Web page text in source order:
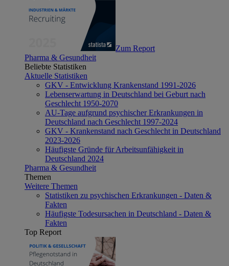
Zum Report
Pharma & Gesundheit
Beliebte Statistiken
Aktuelle Statistiken
GKV - Entwicklung Krankenstand 1991-2026
Lebenserwartung in Deutschland bei Geburt nach
Geschlecht 1950-2070
AU-Tage aufgrund psychischer Erkrankungen in
Deutschland nach Geschlecht 1997-2024
GKV - Krankenstand nach Geschlecht in Deutschland
2023-2026
Häufigste Gründe für Arbeitsunfähigkeit in
Deutschland 2024
Pharma & Gesundheit
Themen
Weitere Themen
Statistiken zu psychischen Erkrankungen - Daten &
Fakten
Häufigste Todesursachen in Deutschland - Daten &
Fakten
Top Report